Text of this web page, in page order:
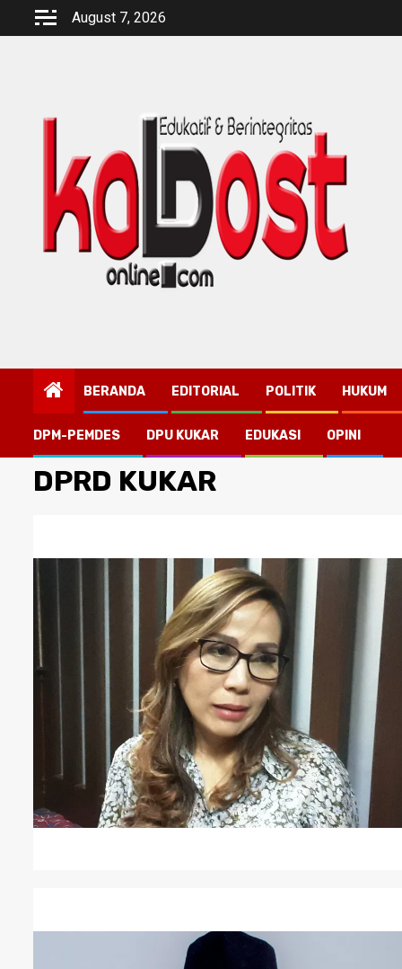
August 7, 2026
BERANDA EDITORIAL POLITIK HUKUM
DPM-PEMDES DPU KUKAR EDUKASI OPINI
DPRD KUKAR